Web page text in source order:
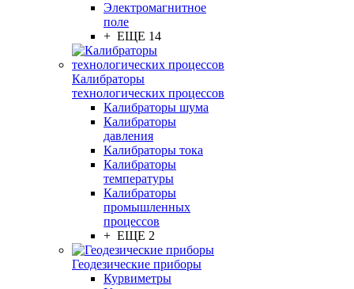
Электромагнитное
поле
+ ЕЩЕ 14
Калибраторы
технологических процессов
Калибраторы шума
Калибраторы
давления
Калибраторы тока
Калибраторы
температуры
Калибраторы
промышленных
процессов
+ ЕЩЕ 2
Геодезические приборы
Курвиметры